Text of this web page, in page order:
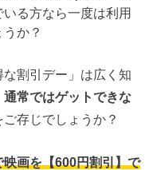
る方なら一度は利用
か？
な割引デー」は広く知
通常ではゲットできな
ご存じでしょうか？
画を【600円割引】で